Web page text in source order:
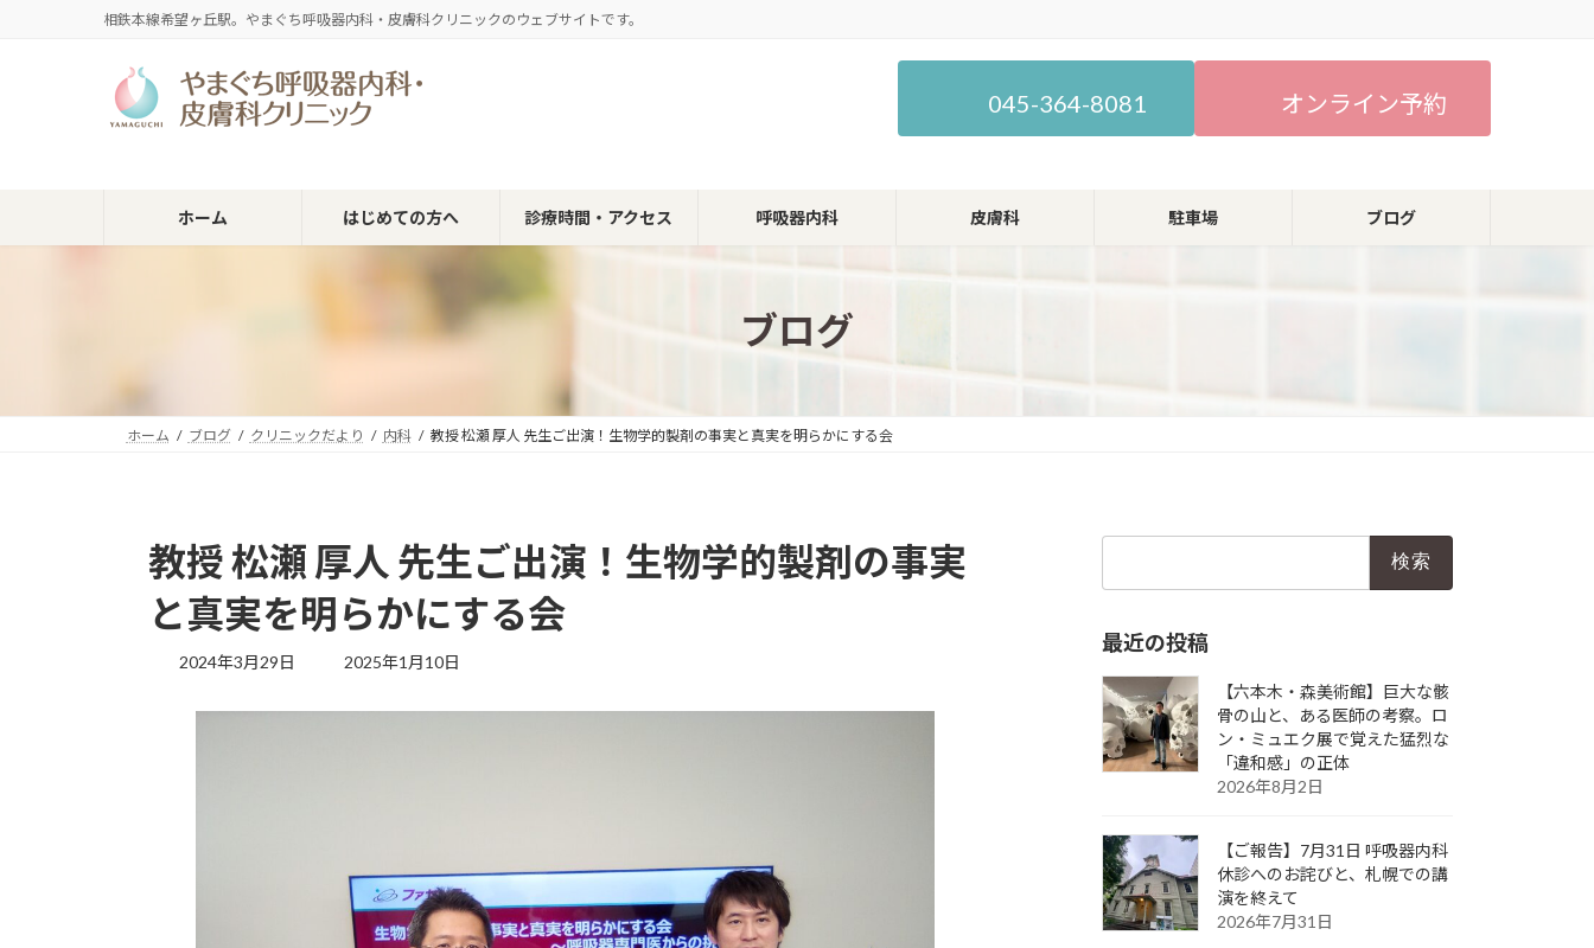
ッ
移
相鉄本線希望ヶ丘駅。やまぐち呼吸器内科・皮膚科クリニックのウェブサイトです。
045-364-8081 オンライン予約
ホーム はじめての方へ 診療時間・アクセス 呼吸器内科 皮膚科 駐車場 ブログ
ブログ
ホーム ブログ クリニックだより 内科 教授 松瀬 厚人 先生ご出演！生物学的製剤の事実と真実を明らかにする会
教授 松瀬 厚人 先生ご出演！生物学的製剤の事実
と真実を明らかにする会
2024年3月29日
最
更
2025年1月10日
最近の投稿
【六本木・森美術館】巨大な骸
骨の山と、ある医師の考察。ロ
ン・ミュエク展で覚えた猛烈な
「違和感」の正体
2026年8月2日
【ご報告】7月31日 呼吸器内科
休診へのお詫びと、札幌での講
演を終えて
2026年7月31日